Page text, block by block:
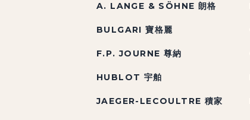
A. LANGE & SÖHNE 朗格
BULGARI 寶格麗
F.P. JOURNE 尊納
HUBLOT 宇舶
JAEGER-LECOULTRE 積家